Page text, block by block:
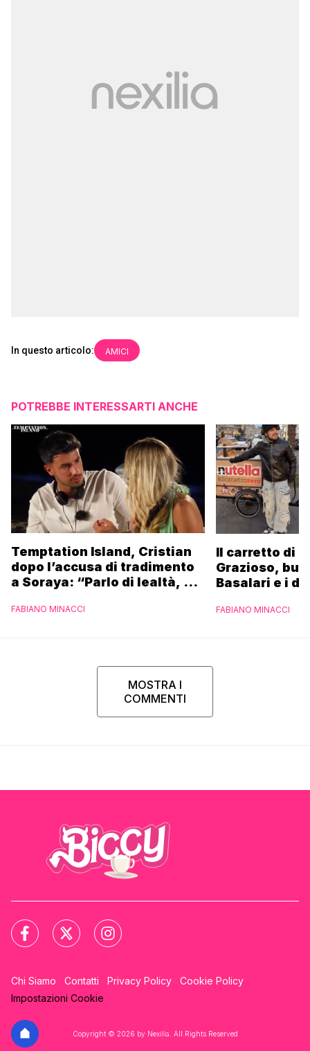
In questo articolo: AMICI
POTREBBE INTERESSARTI ANCHE
Temptation Island, Cristian
dopo l’accusa di tradimento
a Soraya: “Parlo di lealtà, ma
FABIANO MINACCI
Il carretto di
Grazioso,
Basalari e i
Ferrero”
FABIANO MINACCI
MOSTRA I
COMMENTI
Chi Siamo Contatti Privacy Policy
Cookie Policy
Impostazioni Cookie
Copyright © 2026 by Nexilia. All Rights Reserved